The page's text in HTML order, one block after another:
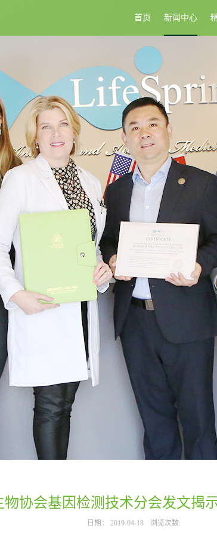
首页 新闻中心
协会基因检测技术分会发文揭
日期： 2019-04-18
浏览次数: